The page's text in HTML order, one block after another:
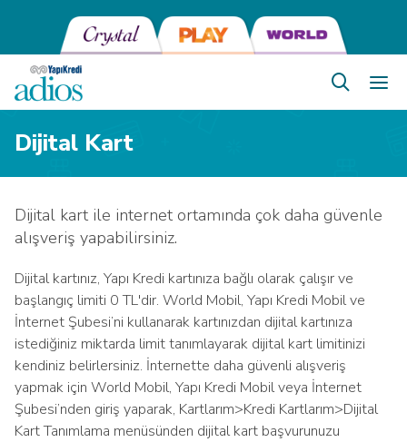
Dijital Kart
Dijital kart ile internet ortamında çok daha güvenle
alışveriş yapabilirsiniz.
Dijital kartınız, Yapı Kredi kartınıza bağlı olarak çalışır ve
başlangıç limiti 0 TL'dir. World Mobil, Yapı Kredi Mobil ve
İnternet Şubesi’ni kullanarak kartınızdan dijital kartınıza
istediğiniz miktarda limit tanımlayarak dijital kart limitinizi
kendiniz belirlersiniz. İnternette daha güvenli alışveriş
yapmak için World Mobil, Yapı Kredi Mobil veya İnternet
Şubesi’nden giriş yaparak, Kartlarım>Kredi Kartlarım>Dijital
Kart Tanımlama menüsünden dijital kart başvurunuzu